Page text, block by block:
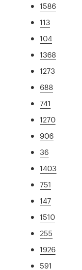
1586
113
104
1368
1273
688
741
1270
906
36
1403
751
147
1510
255
1926
591